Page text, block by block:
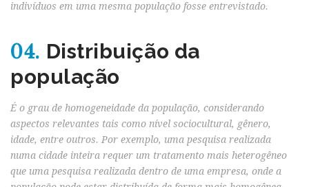
indivíduos em uma mesma população fosse entrevistado.
04. Distribuição da
população
É o grau de homogeneidade da população, considerando
aspectos relevantes tais como nível sociocultural, gênero,
idade, entre outros. Por exemplo, uma pesquisa realizada
numa cidade inteira requer um tratamento mais heterogêneo
que uma pesquisa realizada dentro de uma empresa, onde a